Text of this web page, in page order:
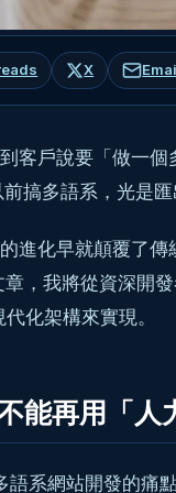
X
客戶說要「做一
搞多語系，光是匯
進化早就顛覆了
，我將從資深開
化架構來實現。
能再用「人
系網站開發的